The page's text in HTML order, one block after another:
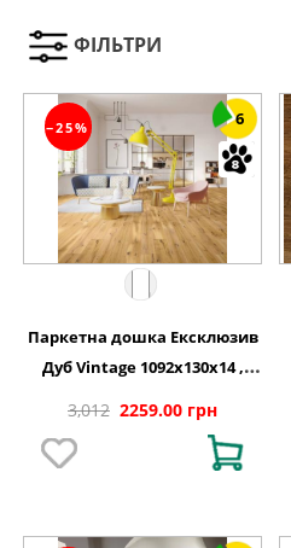
ФІЛЬТРИ
−25% 6
Паркетна дошка Ексклюзив
Дуб Vintage 1092x130x14 ,
3,012 2259.00 грн